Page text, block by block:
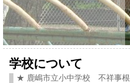
学校について
★ 鹿嶋市立小中学校 不祥事根